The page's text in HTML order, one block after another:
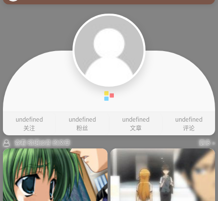
undefined
关注
undefined
粉丝
undefined
文章
undefined
评论
查看 暗语淡音 的文章
更多 »